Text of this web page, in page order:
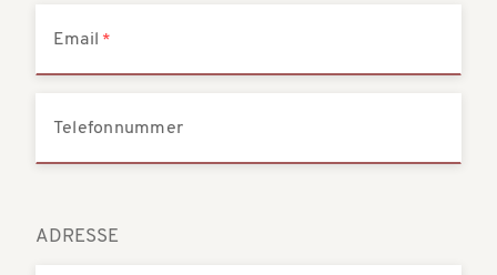
Email
Telefonnummer
ADRESSE